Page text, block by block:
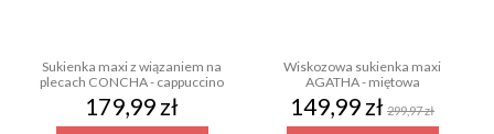
Sukienka maxi z wiązaniem na
plecach CONCHA - cappuccino
179,99 zł
Wiskozowa sukienka maxi
AGATHA - miętowa
149,99 zł 299,97 zł